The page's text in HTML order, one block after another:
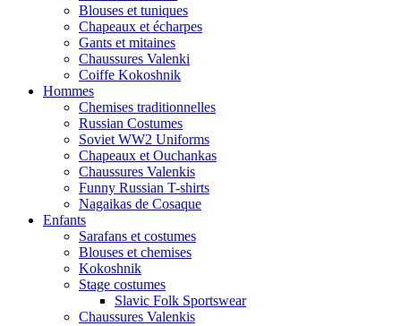
Blouses et tuniques
Chapeaux et écharpes
Gants et mitaines
Chaussures Valenki
Coiffe Kokoshnik
Hommes
Chemises traditionnelles
Russian Costumes
Soviet WW2 Uniforms
Chapeaux et Ouchankas
Chaussures Valenkis
Funny Russian T-shirts
Nagaikas de Cosaque
Enfants
Sarafans et costumes
Blouses et chemises
Kokoshnik
Stage costumes
Slavic Folk Sportswear
Chaussures Valenkis